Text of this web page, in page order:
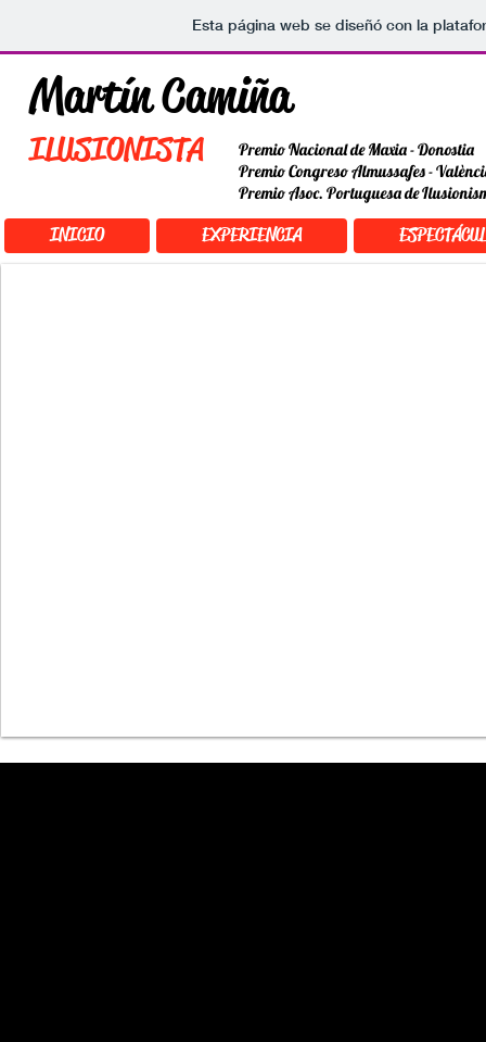
Esta página web se diseñó con la
Martín Camiña
ILUSIONISTA
Premio Nacional de Maxia - Donostia
Premio Congreso Almussafes -
Premio Asoc. Portuguesa de
INICIO EXPERIENCIA